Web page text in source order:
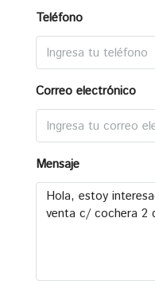
Teléfono
Correo electrónico
Mensaje